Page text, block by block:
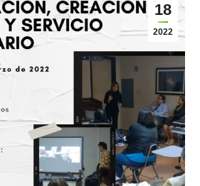
18
2022